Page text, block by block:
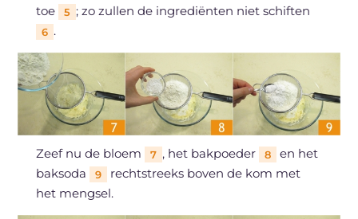
toe
5 ; zo zullen de ingrediënten niet schiften
6 .
Zeef nu de bloem 7 , het bakpoeder 8
en het
baksoda
9
rechtstreeks boven de kom met
het mengsel.